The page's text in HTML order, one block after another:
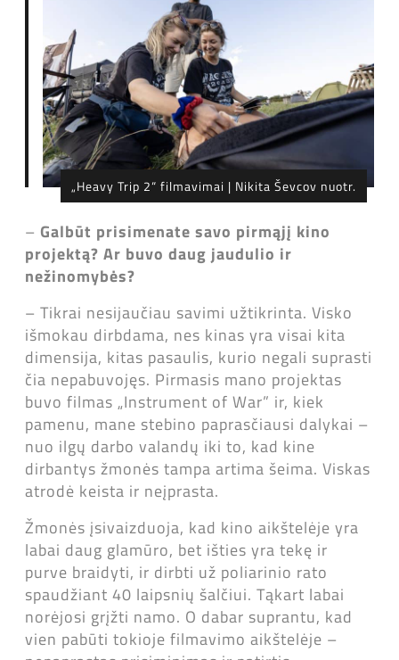
„Heavy Trip 2“ filmavimai | Nikita Ševcov nuotr.
– Galbūt prisimenate savo pirmąjį kino
projektą? Ar buvo daug jaudulio ir
nežinomybės?
– Tikrai nesijaučiau savimi užtikrinta. Visko
išmokau dirbdama, nes kinas yra visai kita
dimensija, kitas pasaulis, kurio negali suprasti
čia nepabuvojęs. Pirmasis mano projektas
buvo filmas „Instrument of War” ir, kiek
pamenu, mane stebino paprasčiausi dalykai –
nuo ilgų darbo valandų iki to, kad kine
dirbantys žmonės tampa artima šeima. Viskas
atrodė keista ir neįprasta.
Žmonės įsivaizduoja, kad kino aikštelėje yra
labai daug glamūro, bet išties yra tekę ir
purve braidyti, ir dirbti už poliarinio rato
spaudžiant 40 laipsnių šalčiui. Tąkart labai
norėjosi grįžti namo. O dabar suprantu, kad
vien pabūti tokioje filmavimo aikštelėje –